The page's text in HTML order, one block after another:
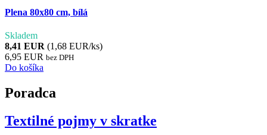
Plena 80x80 cm, bílá
Skladem
8,41 EUR (1,68 EUR/ks)
6,95 EUR bez DPH
Do košíka
Poradca
Textilné pojmy v skratke